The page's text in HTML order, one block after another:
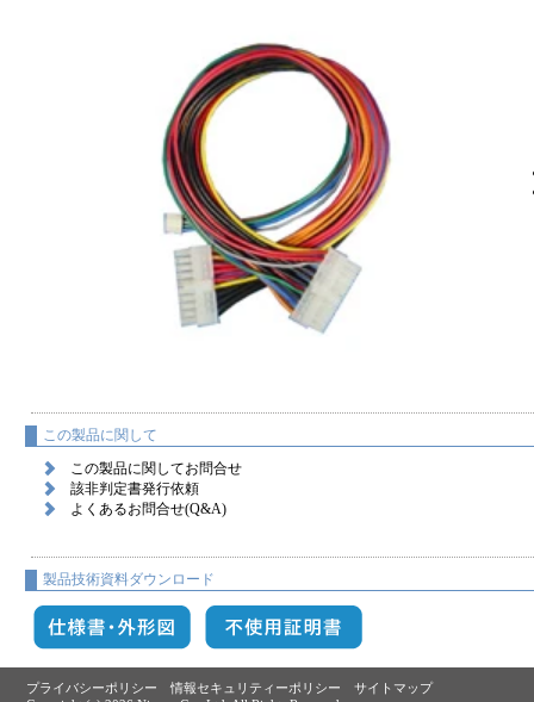
この製品に関して
この製品に関してお問合せ
該非判定書発行依頼
よくあるお問合せ(Q&A)
製品技術資料ダウンロード
プライバシーポリシー 情報セキュリティーポリシー
サイトマップ